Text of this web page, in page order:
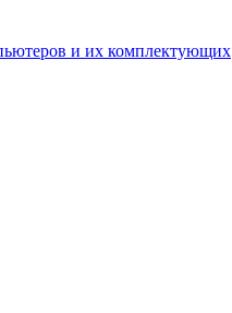
и их комплектующих